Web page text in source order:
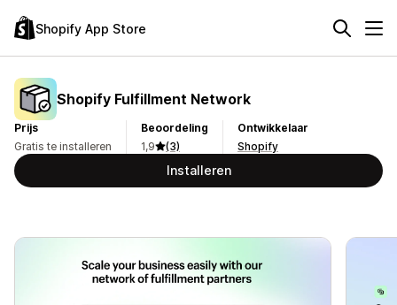
Shopify App Store
Shopify Fulfillment Network
Prijs
Gratis te installeren
Beoordeling
1,9
(3)
Ontwikkelaar
Shopify
Installeren